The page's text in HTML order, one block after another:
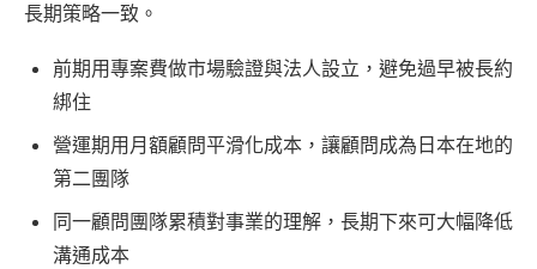
長期策略一致。
前期用專案費做市場驗證與法人設立，避免過早被長約
綁住
營運期用月額顧問平滑化成本，讓顧問成為日本在地的
第二團隊
同一顧問團隊累積對事業的理解，長期下來可大幅降低
溝通成本